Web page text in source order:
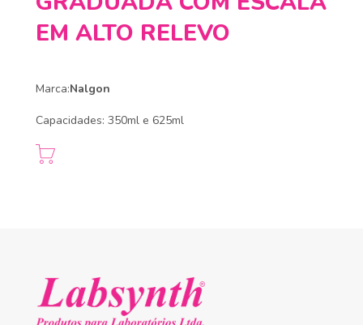
EM ALTO RELEVO
Marca:Nalgon
Capacidades: 350ml e 625ml